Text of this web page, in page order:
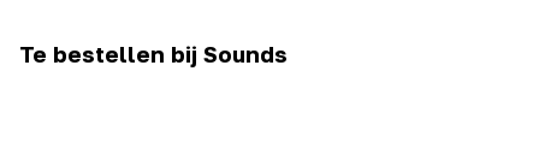
Te bestellen bij Sounds